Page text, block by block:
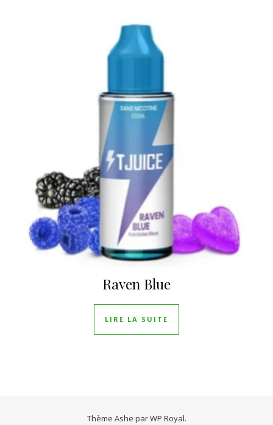
Raven Blue
LIRE LA SUITE
Thème Ashe parWP Royal.